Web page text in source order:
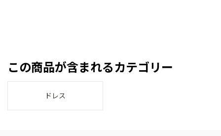
この商品が含まれるカテゴリー
ドレス